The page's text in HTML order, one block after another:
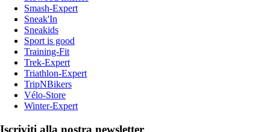
Smash-Expert
Sneak'In
Sneakids
Sport is good
Training-Fit
Trek-Expert
Triathlon-Expert
TripNBikers
Vélo-Store
Winter-Expert
Iscriviti alla nostra newsletter